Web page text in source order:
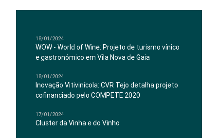
18/01/2024
WOW - World of Wine: Projeto de turismo vínico
e gastronómico em Vila Nova de Gaia
18/01/2024
Inovação Vitivinícola: CVR Tejo detalha projeto
cofinanciado pelo COMPETE 2020
17/01/2024
Cluster da Vinha e do Vinho